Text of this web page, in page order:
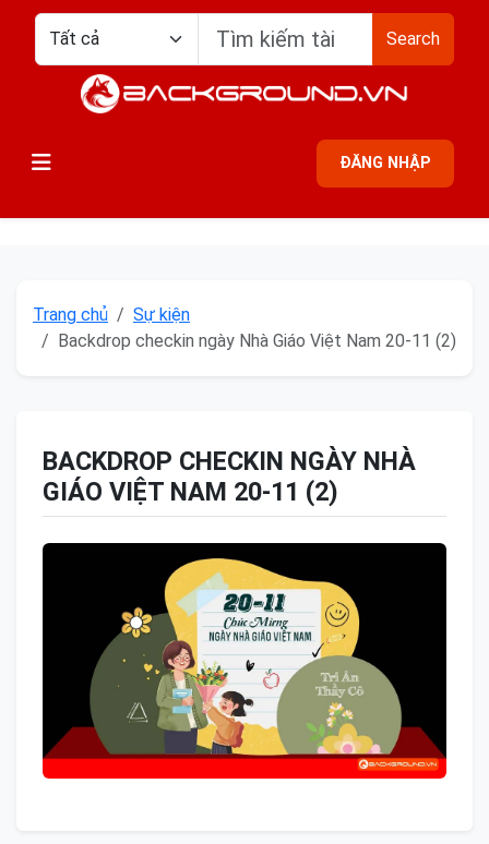
Search
ĐĂNG NHẬP
Trang chủ
Sự kiện
Backdrop checkin ngày Nhà Giáo Việt Nam 20-11 (2)
BACKDROP CHECKIN NGÀY NHÀ
GIÁO VIỆT NAM 20-11 (2)